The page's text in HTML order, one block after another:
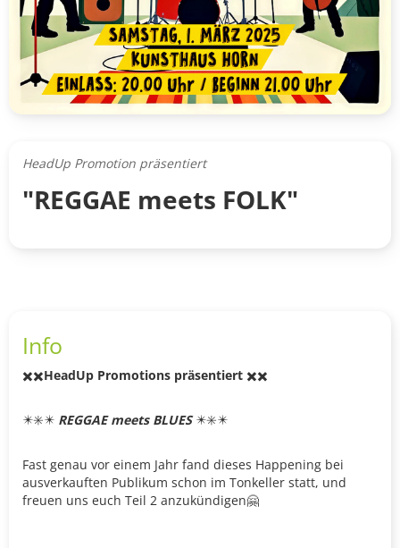
HeadUp Promotion präsentiert
"REGGAE meets FOLK"
Info
✖️✖️HeadUp Promotions präsentiert ✖️✖️
✴️✳️✴️ REGGAE meets BLUES✴️✳️✴️
Fast genau vor einem Jahr fand dieses Happening bei
ausverkauften Publikum schon im Tonkeller statt, und
freuen uns euch Teil 2 anzukündigen🤗